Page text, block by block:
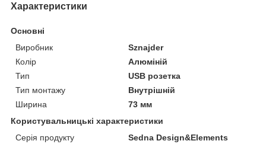
Характеристики
Основні
Виробник
Sznajder
Колір
Алюміній
Тип
USB розетка
Тип монтажу
Внутрішній
Ширина
73 мм
Користувальницькі характеристики
Серія продукту
Sedna Design&Elements